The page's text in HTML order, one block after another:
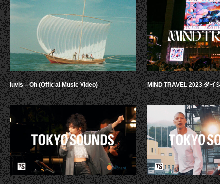
luvis – Oh (Official Music Video) MIND TRAVEL 2023 ダイ